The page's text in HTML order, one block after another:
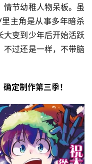
情节幼稚人物呆板。虽
主角是从事多年暗杀
大变到少年后开始活跃
不过还是一样，不带脑
定制作第三季！